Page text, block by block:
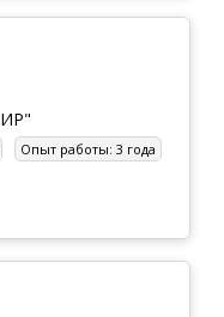
Опыт работы: 3 года